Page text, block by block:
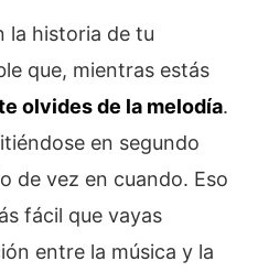
la historia de tu
que, mientras estás
olvides de la melodía.
en segundo
de vez en cuando. Eso
fácil que vayas
entre la música y la